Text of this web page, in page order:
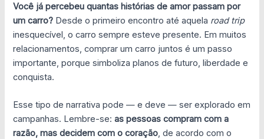
Você já percebeu quantas histórias de amor passam por
um carro? Desde o primeiro encontro até aquela road trip
inesquecível, o carro sempre esteve presente. Em muitos
relacionamentos, comprar um carro juntos é um passo
importante, porque simboliza planos de futuro, liberdade e
conquista.
Esse tipo de narrativa pode — e deve — ser explorado em
campanhas. Lembre-se:as pessoas compram com a
razão, mas decidem com o coração, de acordo com o